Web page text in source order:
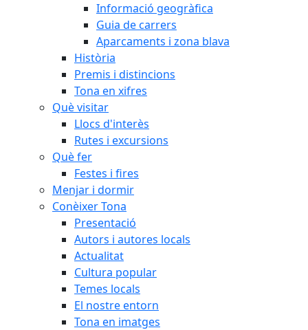
Informació geogràfica
Guia de carrers
Aparcaments i zona blava
Història
Premis i distincions
Tona en xifres
Què visitar
Llocs d'interès
Rutes i excursions
Què fer
Festes i fires
Menjar i dormir
Conèixer Tona
Presentació
Autors i autores locals
Actualitat
Cultura popular
Temes locals
El nostre entorn
Tona en imatges